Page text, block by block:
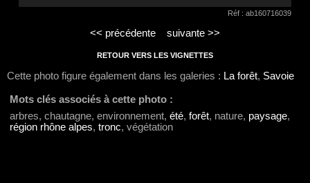
Réf : ab160716039
<< précédente suivante >>
RETOUR VERS LES VIGNETTES
Cette photo figure également dans les galeries : La forêt, Savoie
Mots clés associés à cette photo :
arbres, chautagne, environnement, été, forêt, nature, paysage,
région rhône alpes, tronc, végétation